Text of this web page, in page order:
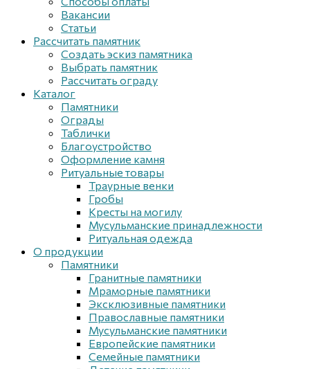
Вакансии
Статьи
Рассчитать памятник
Создать эскиз памятника
Выбрать памятник
Рассчитать ограду
Каталог
Памятники
Ограды
Таблички
Благоустройствo
Оформление камня
Ритуальные товары
Траурные венки
Гробы
Кресты на могилу
Мусульманские принадлежности
Ритуальная одежда
О продукции
Памятники
Гранитные памятники
Мраморные памятники
Эксклюзивные памятники
Православные памятники
Мусульманские памятники
Европейские памятники
Семейные памятники